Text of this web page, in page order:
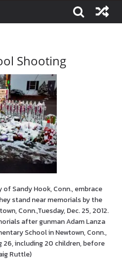
Shooting
Sandy Hook, Conn., embrace
stand near memorials by the
Conn.,Tuesday, Dec. 25, 2012.
after gunman Adam Lanza
School in Newtown, Conn.,
26, including 20 children, before
Ruttle)